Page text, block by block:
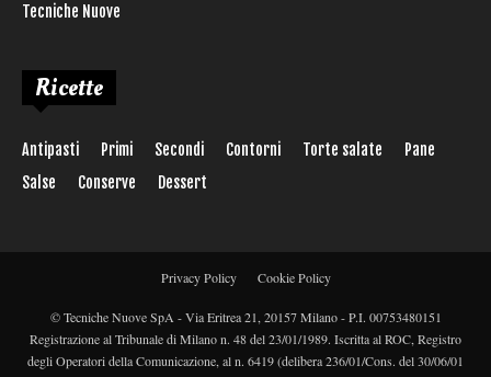
Tecniche Nuove
Ricette
Antipasti Primi Secondi Contorni Torte salate
Pane
Salse
Conserve Dessert
Privacy Policy Cookie Policy
© Tecniche Nuove SpA - Via Eritrea 21, 20157 Milano - P.I. 00753480151
Registrazione al Tribunale di Milano n. 48 del 23/01/1989. Iscritta al ROC, Registro
degli Operatori della Comunicazione, al n. 6419 (delibera 236/01/Cons. del 30/06/01